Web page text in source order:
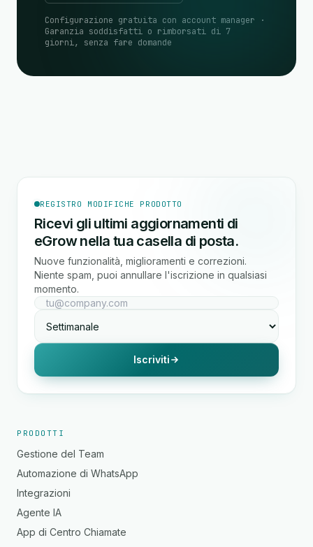
Configurazione gratuita con account manager ·
Garanzia soddisfatti o rimborsati di 7
giorni, senza fare domande
REGISTRO MODIFICHE PRODOTTO
Ricevi gli ultimi aggiornamenti di
eGrow nella tua casella di posta.
Nuove funzionalità, miglioramenti e correzioni.
Niente spam, puoi annullare l'iscrizione in qualsiasi
momento.
Iscriviti
PRODOTTI
Gestione del Team
Automazione di WhatsApp
Integrazioni
Agente IA
App di Centro Chiamate